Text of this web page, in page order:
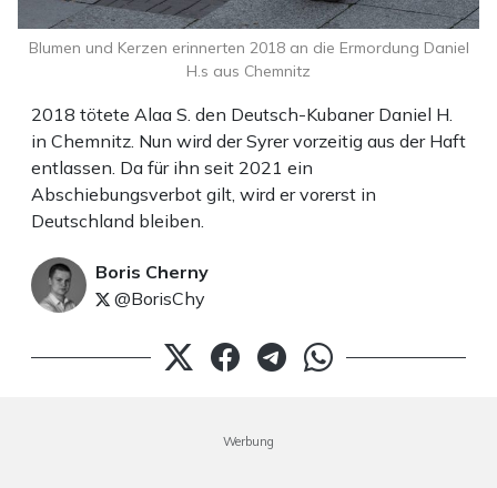
2018 tötete Alaa S. den Deutsch-Kubaner Daniel H.
in Chemnitz. Nun wird der Syrer vorzeitig aus der Haft
entlassen. Da für ihn seit 2021 ein
Abschiebungsverbot gilt, wird er vorerst in
Deutschland bleiben.
Boris Cherny
@BorisChy
Blumen und Kerzen erinnerten 2018 an die Ermordung Daniel
H.s aus Chemnitz
Werbung